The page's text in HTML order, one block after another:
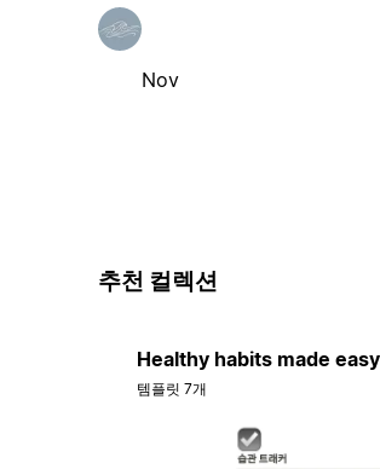
Nov
추천 컬렉션
Healthy habits made easy
템플릿 7개